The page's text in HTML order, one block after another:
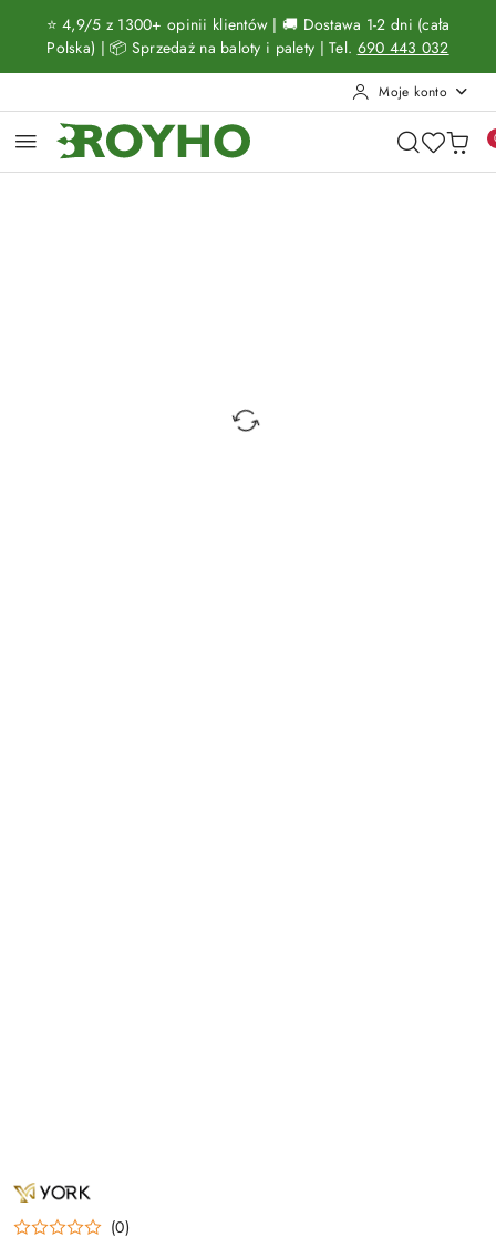
Przejdź do treści głównej
Przejdź do wyszukiwarki
Przejdź do moje konto
Przejdź do menu głównego
Przejdź do opisu produktu
Przejdź do stopki
⭐ 4,9/5 z 1300+ opinii klientów | 🚚 Dostawa 1-2 dni (cała
Polska) | 📦 Sprzedaż na baloty i palety | Tel. 690 443 032
Moje konto
NAZWA
PRODUCENTA:
YORK (0)